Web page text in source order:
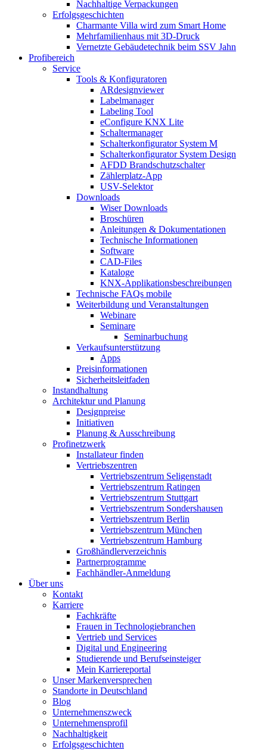
Nachhaltige Verpackungen
Erfolgsgeschichten
Charmante Villa wird zum Smart Home
Mehrfamilienhaus mit 3D-Druck
Vernetzte Gebäudetechnik beim SSV Jahn
Profibereich
Service
Tools & Konfiguratoren
ARdesignviewer
Labelmanager
Labeling Tool
eConfigure KNX Lite
Schaltermanager
Schalterkonfigurator System M
Schalterkonfigurator System Design
AFDD Brandschutzschalter
Zählerplatz-App
USV-Selektor
Downloads
Wiser Downloads
Broschüren
Anleitungen & Dokumentationen
Technische Informationen
Software
CAD-Files
Kataloge
KNX-Applikationsbeschreibungen
Technische FAQs mobile
Weiterbildung und Veranstaltungen
Webinare
Seminare
Seminarbuchung
Verkaufsunterstützung
Apps
Preisinformationen
Sicherheitsleitfaden
Instandhaltung
Architektur und Planung
Designpreise
Initiativen
Planung & Ausschreibung
Profinetzwerk
Installateur finden
Vertriebszentren
Vertriebszentrum Seligenstadt
Vertriebszentrum Ratingen
Vertriebszentrum Stuttgart
Vertriebszentrum Sondershausen
Vertriebszentrum Berlin
Vertriebszentrum München
Vertriebszentrum Hamburg
Großhändlerverzeichnis
Partnerprogramme
Fachhändler-Anmeldung
Über uns
Kontakt
Karriere
Fachkräfte
Frauen in Technologiebranchen
Vertrieb und Services
Digital und Engineering
Studierende und Berufseinsteiger
Mein Karriereportal
Unser Markenversprechen
Standorte in Deutschland
Blog
Unternehmenszweck
Unternehmensprofil
Nachhaltigkeit
Erfolgsgeschichten